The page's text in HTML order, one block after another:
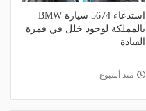
استدعاء 5674 سيارة BMW
بالمملكة لوجود خلل في قمرة
القيادة
منذ أسبوع